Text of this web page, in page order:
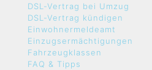
DSL-Vertrag bei Umzug
DSL-Vertrag kündigen
Einwohnermeldeamt
Einzugsermächtigungen
Fahrzeugklassen
FAQ & Tipps